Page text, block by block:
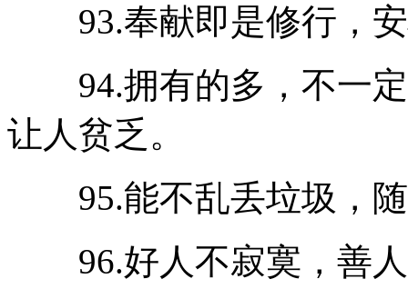
93.奉献即是修行，安
94.拥有的多，不一定
让人贫乏。
95.能不乱丢垃圾，随
96.好人不寂寞，善人